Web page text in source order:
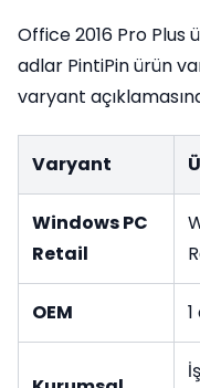
Office 2016 Pro Plus
adlar PintiPin ürün
varyant
Varyant
Windows PC
Retail
OEM